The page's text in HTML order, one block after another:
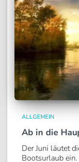
ALLGEMEIN
Ab in die
Der Juni läutet
Bootsurlaub